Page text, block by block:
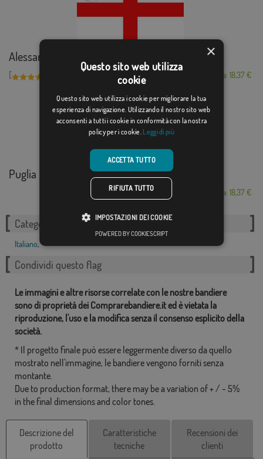
Alessandria
[ Da: 18,37 €
Puglia
Da: 18,37 €
Categorie correlate:
Italiano,
Condividi questo flag
Le immagini e altre risorse correlate con le nostre bandiere
sono di proprietà dei Comprarebandiere.it ed è vietata la
riproduzione, l'uso e la modifica senza il consenso esplicito della
società.
* Il progetto finale può essere leggermente diverso da quello
mostrato nell'immagine, le bandiere vengono forniti senza
montante.
Due to production format, there may be a variation of + / - 5%
in the final dimensions and color tones.
Descrizione del
prodotto
Caratteristiche
tecniche
Recensioni dei
clienti
×
Questo sito web utilizza
cookie
Questo sito web utilizza i cookie per migliorare la tua
esperienza di navigazione. Utilizzando il nostro sito web
acconsenti a tutti i cookie in conformità con la nostra
policy per i cookie. Leggi di più
ACCETTA TUTTO
RIFIUTA TUTTO
IMPOSTAZIONI DEI COOKIE
POWERED BY COOKIESCRIPT